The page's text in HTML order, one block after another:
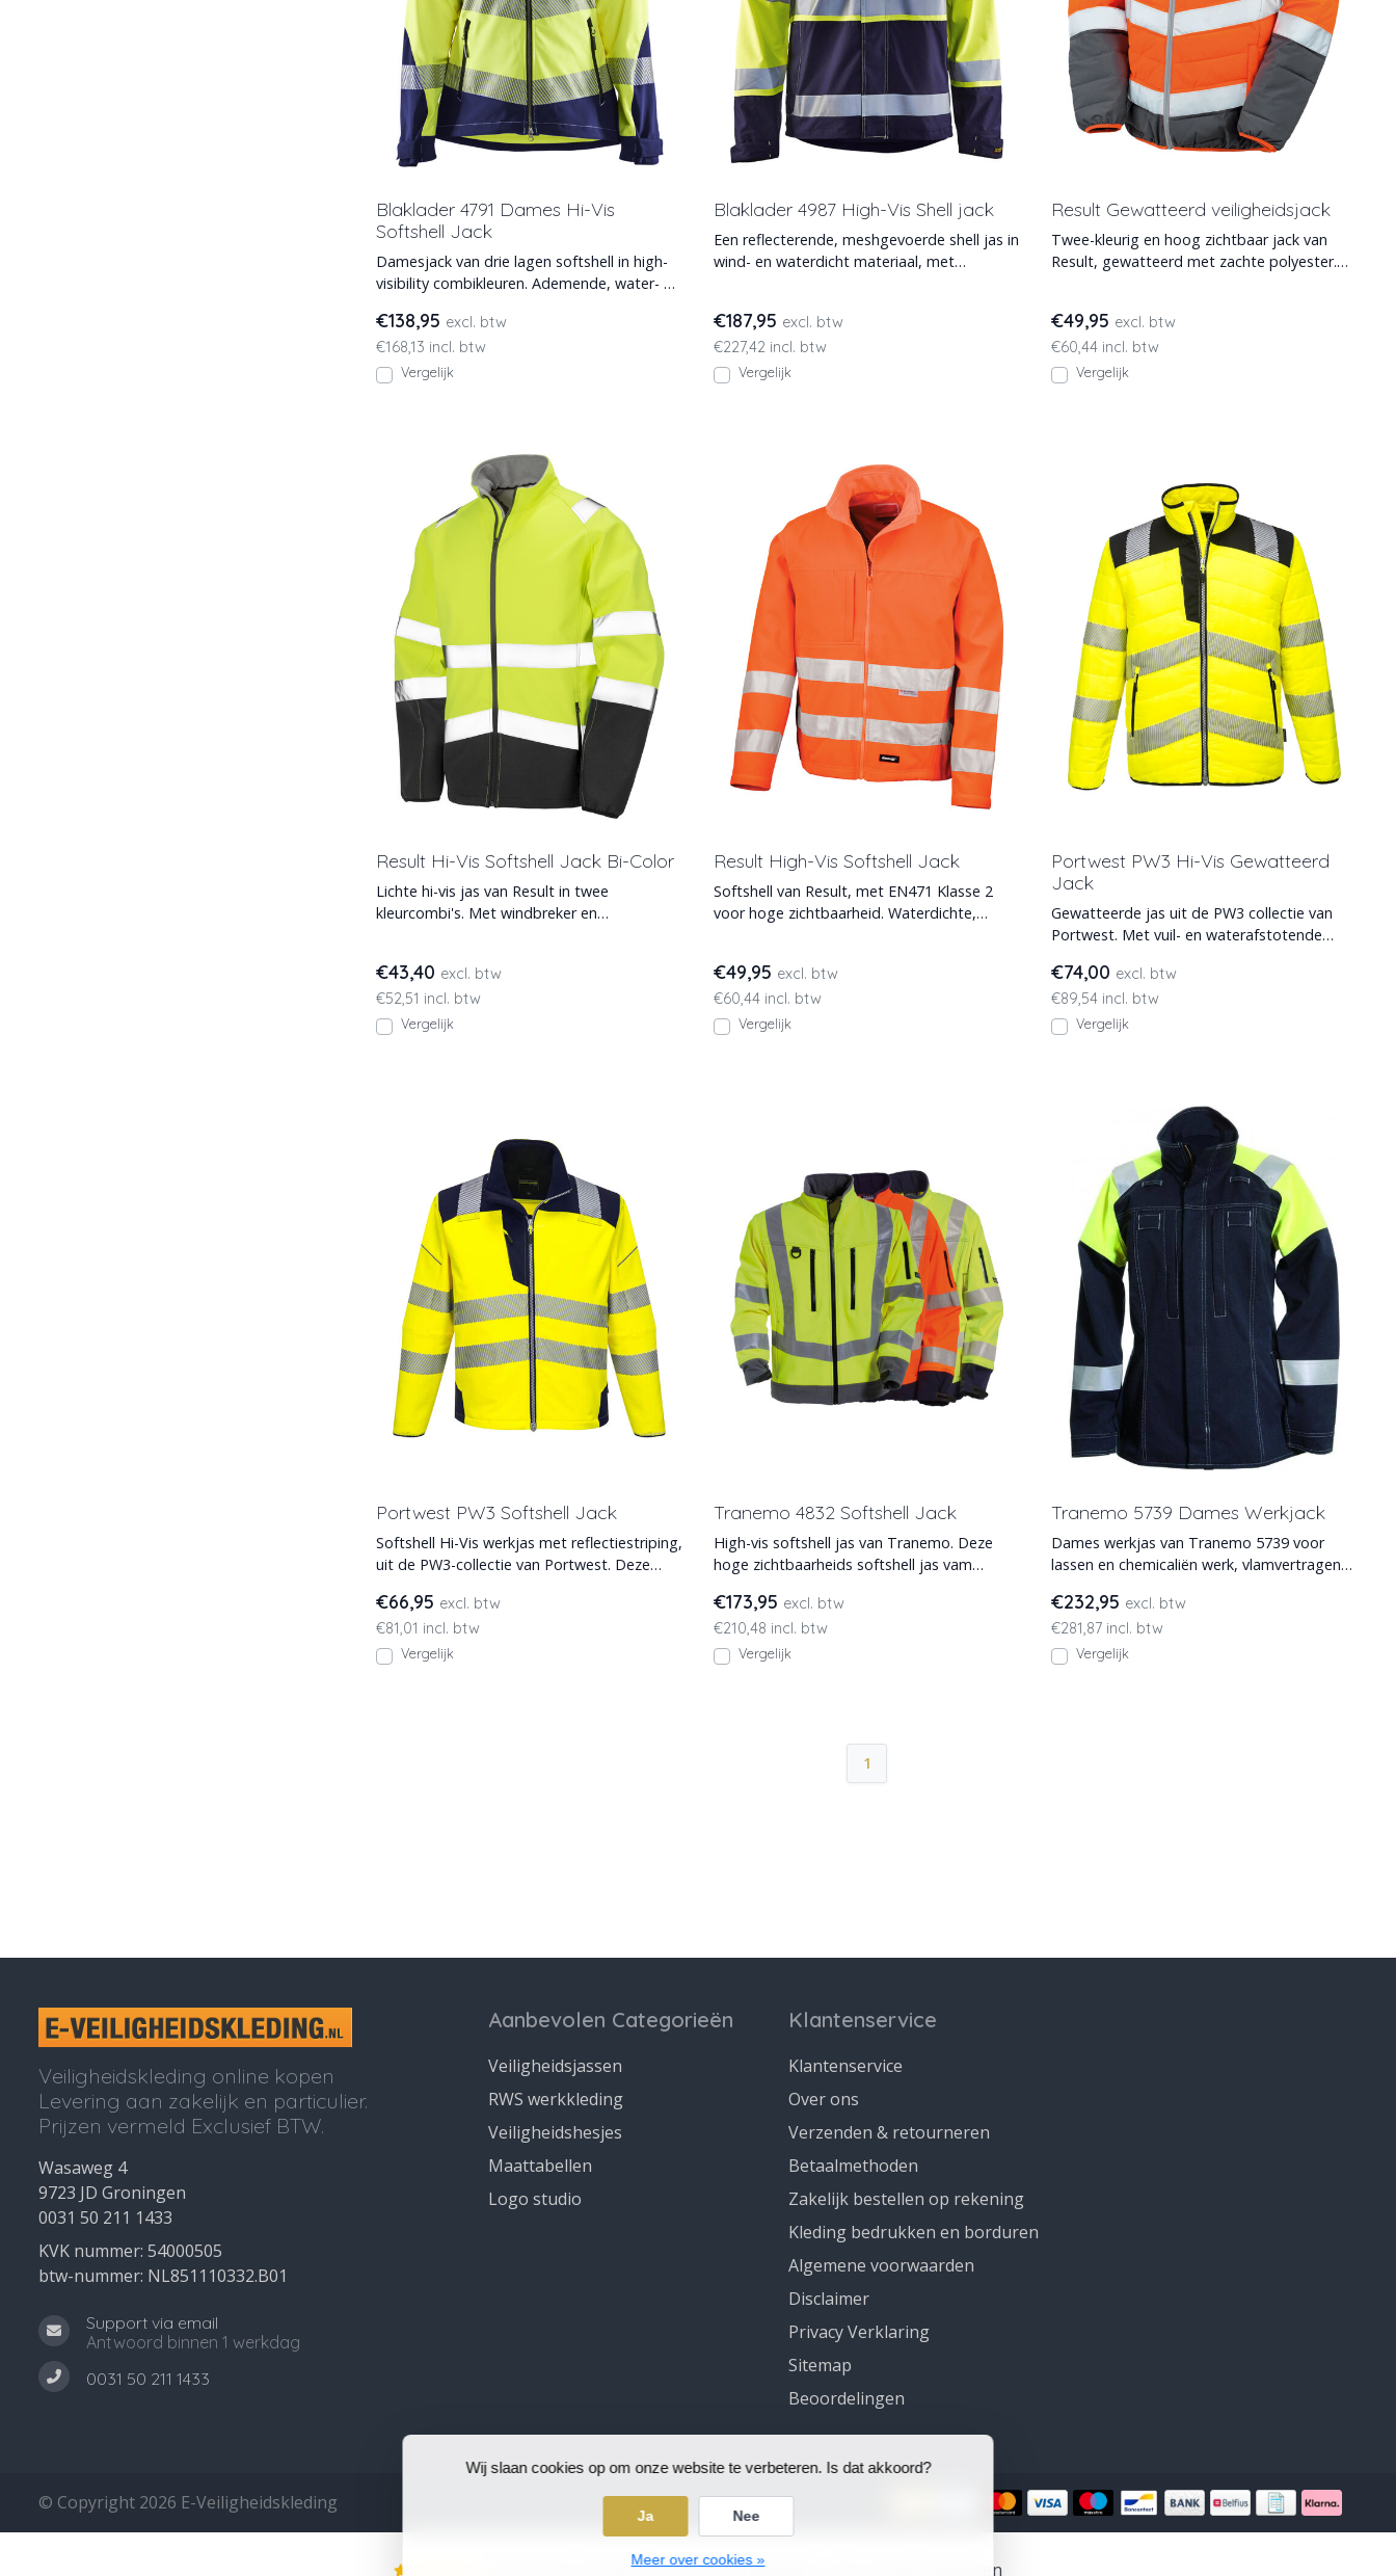
Wij slaan cookies op om onze website te verbeteren. Is dat akkoord?
Ja Nee
Meer over cookies »
Blaklader 4791 Dames Hi-Vis
Softshell Jack
Damesjack van drie lagen softshell in high-
visibility combikleuren. Ademende, water- en
€138,95 excl. btw
€168,13 incl. btw
Vergelijk
Blaklader 4987 High-Vis Shell jack
Een reflecterende, meshgevoerde shell jas in
wind- en waterdicht materiaal, met
€187,95 excl. btw
€227,42 incl. btw
Vergelijk
Result Gewatteerd veiligheidsjack
Twee-kleurig en hoog zichtbaar jack van
Result, gewatteerd met zachte polyester.
€49,95 excl. btw
€60,44 incl. btw
Vergelijk
Result Hi-Vis Softshell Jack Bi-Color
Lichte hi-vis jas van Result in twee
kleurcombi's. Met windbreker en
€43,40 excl. btw
€52,51 incl. btw
Vergelijk
Result High-Vis Softshell Jack
Softshell van Result, met EN471 Klasse 2
voor hoge zichtbaarheid. Waterdichte,
€49,95 excl. btw
€60,44 incl. btw
Vergelijk
Portwest PW3 Hi-Vis Gewatteerd
Jack
Gewatteerde jas uit de PW3 collectie van
Portwest. Met vuil- en waterafstotende
€74,00 excl. btw
€89,54 incl. btw
Vergelijk
Portwest PW3 Softshell Jack
Softshell Hi-Vis werkjas met reflectiestriping,
uit de PW3-collectie van Portwest. Deze
€66,95 excl. btw
€81,01 incl. btw
Vergelijk
Tranemo 4832 Softshell Jack
High-vis softshell jas van Tranemo. Deze
hoge zichtbaarheids softshell jas vam
€173,95 excl. btw
€210,48 incl. btw
Vergelijk
Tranemo 5739 Dames Werkjack
Dames werkjas van Tranemo 5739 voor
lassen en chemicaliën werk, vlamvertragend,
€232,95 excl. btw
€281,87 incl. btw
Vergelijk
1
Veiligheidskleding online kopen
Levering aan zakelijk en particulier.
Prijzen vermeld Exclusief BTW.
Wasaweg 4
9723 JD Groningen
0031 50 211 1433
KVK nummer: 54000505
btw-nummer: NL851110332.B01
Support via email
Antwoord binnen 1 werkdag
0031 50 211 1433
Aanbevolen Categorieën
Veiligheidsjassen
RWS werkkleding
Veiligheidshesjes
Maattabellen
Logo studio
Klantenservice
Klantenservice
Over ons
Verzenden & retourneren
Betaalmethoden
Zakelijk bestellen op rekening
Kleding bedrukken en borduren
Algemene voorwaarden
Disclaimer
Privacy Verklaring
Sitemap
Beoordelingen
© Copyright 2026 E-Veiligheidskleding
sterren op basis van75beoordelingen. Lees 75 beoordelingen